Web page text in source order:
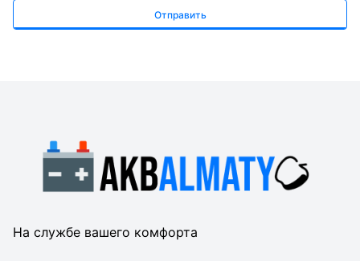
Отправить
На службе вашего комфорта